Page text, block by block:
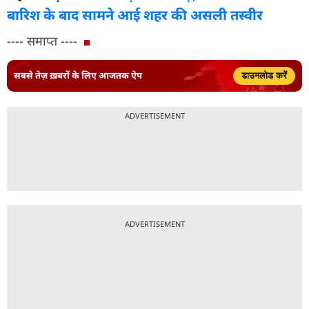
बारिश के बाद सामने आई शहर की असली तस्वीर
---- समाप्त ----
सबसे तेज़ ख़बरों के लिए आजतक ऐप डाउनलोड करें
ADVERTISEMENT
ADVERTISEMENT